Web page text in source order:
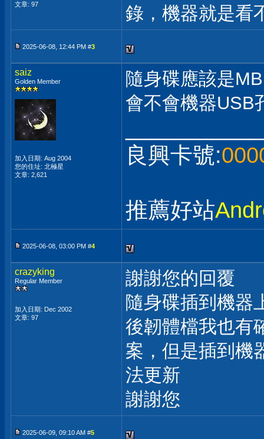
文章: 97
錄，機器就是看
2025-06-08, 12:44 PM #3
saiz
Golden Member
加入日期: Aug 2004
您的住址: 北極星
文章: 2,621
隨身碟應該是
會不會機器USB
良興卡號:
推薦好站
2025-06-08, 03:00 PM #4
crazyking
Regular Member
加入日期: Dec 2002
文章: 97
謝謝您的回覆
隨身碟插到機器
後韌體檔我也有
案，但是插到機
法更新
謝謝您
2025-06-09, 09:10 AM #5